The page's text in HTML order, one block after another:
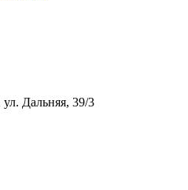
ул. Дальняя, 39/3